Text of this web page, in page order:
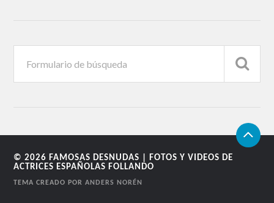
© 2026FAMOSAS DESNUDAS | FOTOS Y VIDEOS DE
ACTRICES ESPAÑOLAS FOLLANDO
TEMA CREADO PORANDERS NORÉN